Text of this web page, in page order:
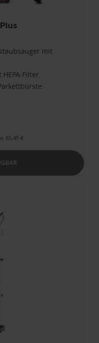
mit
Filter
65,45 €